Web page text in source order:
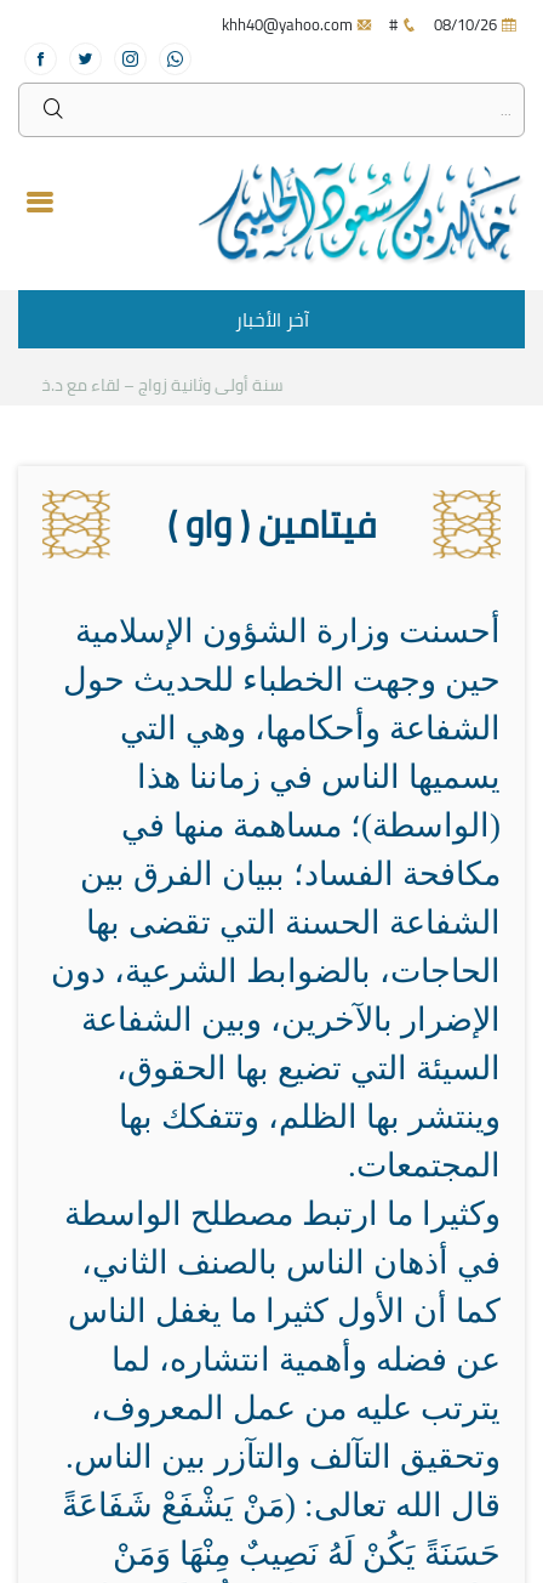
#
آخر الأخبار
سنة أولى وثانية زواج – لقاء مع د.خالد
فيتامين ( واو )
أحسنت وزارة الشؤون الإسلامية
حين وجهت الخطباء للحديث حول
الشفاعة وأحكامها، وهي التي
يسميها الناس في زماننا هذا
(الواسطة)؛ مساهمة منها في
مكافحة الفساد؛ ببيان الفرق بين
الشفاعة الحسنة التي تقضى بها
الحاجات، بالضوابط الشرعية، دون
الإضرار بالآخرين، وبين الشفاعة
السيئة التي تضيع بها الحقوق،
وينتشر بها الظلم، وتتفكك بها
المجتمعات.
وكثيرا ما ارتبط مصطلح الواسطة
في أذهان الناس بالصنف الثاني،
كما أن الأول كثيرا ما يغفل الناس
عن فضله وأهمية انتشاره، لما
يترتب عليه من عمل المعروف،
وتحقيق التآلف والتآزر بين الناس.
قال الله تعالى: (مَنْ يَشْفَعْ شَفَاعَةً
حَسَنَةً يَكُنْ لَهُ نَصِيبٌ مِنْهَا وَمَنْ